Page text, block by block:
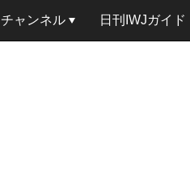
チャンネル 日刊IWJガイ